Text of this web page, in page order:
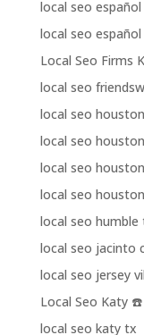
local seo
local seo
Local Seo Firms
local seo
local seo houston
local seo
local seo
local seo
local seo humble
local seo jacinto
local seo jersey
Local Seo Katy
local seo katy tx